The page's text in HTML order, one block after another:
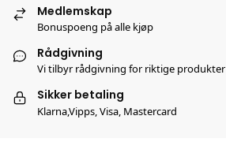
Medlemskap
Bonuspoeng på alle kjøp
Rådgivning
Vi tilbyr rådgivning for riktige produkter
Sikker betaling
Klarna,Vipps, Visa, Mastercard